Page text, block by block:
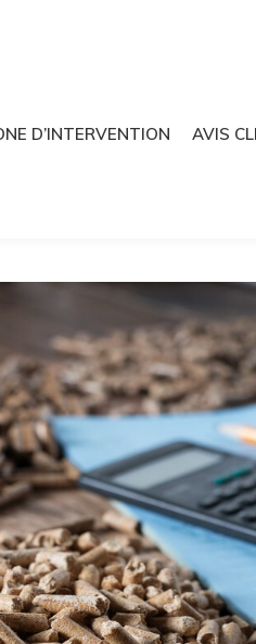
D’INTERVENTION AVIS